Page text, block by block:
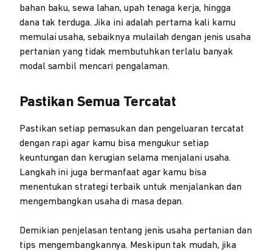
bahan baku, sewa lahan, upah tenaga kerja, hingga
dana tak terduga. Jika ini adalah pertama kali kamu
memulai usaha, sebaiknya mulailah dengan jenis usaha
pertanian yang tidak membutuhkan terlalu banyak
modal sambil mencari pengalaman.
Pastikan Semua Tercatat
Pastikan setiap pemasukan dan pengeluaran tercatat
dengan rapi agar kamu bisa mengukur setiap
keuntungan dan kerugian selama menjalani usaha.
Langkah ini juga bermanfaat agar kamu bisa
menentukan strategi terbaik untuk menjalankan dan
mengembangkan usaha di masa depan.
Demikian penjelasan tentang jenis usaha pertanian dan
tips mengembangkannya. Meskipun tak mudah, jika